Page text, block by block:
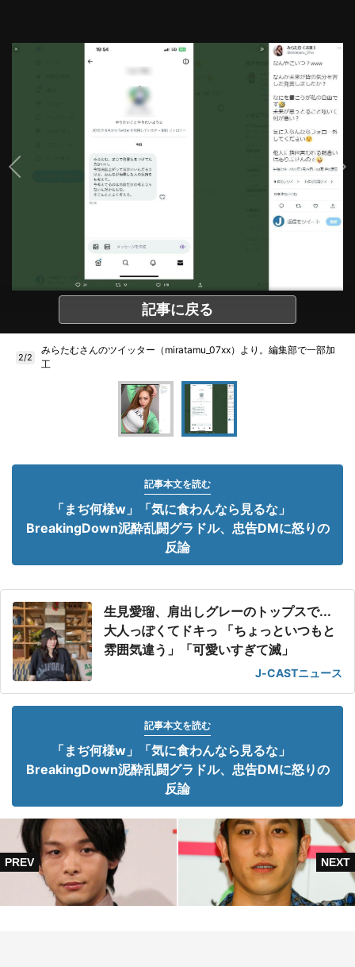
記事に戻る
2/2
みらたむさんのツイッター（miratamu_07xx）より。編集部で一部加
工
記事本文を読む
「まぢ何様w」「気に食わんなら見るな」
BreakingDown泥酔乱闘グラドル、忠告DMに怒りの
反論
生見愛瑠、肩出しグレーのトップスで...
大人っぽくてドキっ 「ちょっといつもと
雰囲気違う」「可愛いすぎて滅」
J-CASTニュース
記事本文を読む
「まぢ何様w」「気に食わんなら見るな」
BreakingDown泥酔乱闘グラドル、忠告DMに怒りの
反論